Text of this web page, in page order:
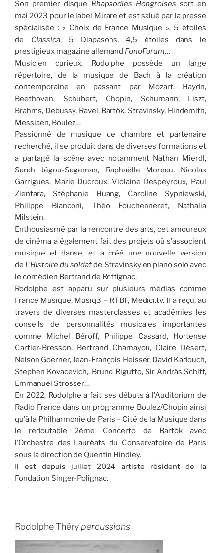
Son premier disque Rhapsodies Hongroises sort en
mai 2023 pour le label Mirare et est salué par la presse
spécialisée : « Choix de France Musique », 5 étoiles
de Classica, 5 Diapasons, 4,5 étoiles dans le
prestigieux magazine allemand FonoForum…
Musicien curieux, Rodolphe possède un large
répertoire, de la musique de Bach à la création
contemporaine en passant par Mozart, Haydn,
Beethoven, Schubert, Chopin, Schumann, Liszt,
Brahms, Debussy, Ravel, Bartók, Stravinsky, Hindemith,
Messiaen, Boulez…
Passionné de musique de chambre et partenaire
recherché, il se produit dans de diverses formations et
a partagé la scène avec notamment Nathan Mierdl,
Sarah Jégou-Sageman, Raphaëlle Moreau, Nicolas
Garrigues, Marie Ducroux, Violaine Despeyroux, Paul
Zientara, Stéphanie Huang, Caroline Sypniewski,
Philippe Bianconi, Théo Fouchenneret, Nathalia
Milstein.
Enthousiasmé par la rencontre des arts, cet amoureux
de cinéma a également fait des projets où s’associent
musique et danse, et a créé une nouvelle version
de L’Histoire du soldatde Stravinsky en piano solo avec
le comédien Bertrand de Roffignac.
Rodolphe est apparu sur plusieurs médias comme
France Musique, Musiq3 – RTBF, Medici.tv. Il a reçu, au
travers de diverses masterclasses et académies les
conseils de personnalités musicales importantes
comme Michel Béroff, Philippe Cassard, Hortense
Cartier-Bresson, Bertrand Chamayou, Claire Désert,
Nelson Goerner, Jean-François Heisser, David Kadouch,
Stephen Kovacevich,, Bruno Rigutto, Sir András Schiff,
Emmanuel Strosser…
En 2022, Rodolphe a fait ses débuts à l’Auditorium de
Radio France dans un programme Boulez/Chopin ainsi
qu’à la Philharmonie de Paris – Cité de la Musique dans
le redoutable 2ème Concerto de Bartók avec
l’Orchestre des Lauréats du Conservatoire de Paris
sous la direction de Quentin Hindley.
Il est depuis juillet 2024 artiste résident de la
Fondation Singer-Polignac.
Rodolphe Théry percussions